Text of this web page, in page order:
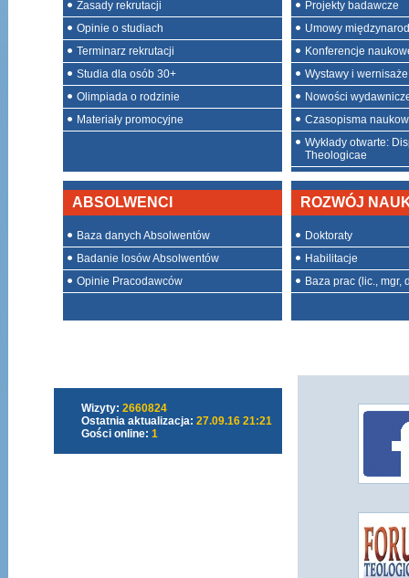
Zasady rekrutacji
Opinie o studiach
Terminarz rekrutacji
Studia dla osób 30+
Olimpiada o rodzinie
Materiały promocyjne
Projekty badawcze
Umowy
Konferencje
Wystawy i wernisaże
Nowości
Czasopisma
Wykłady otwarte:
Theologicae
ABSOLWENCI
Baza danych Absolwentów
Badanie losów Absolwentów
Opinie Pracodawców
ROZWÓJ
Doktoraty
Habilitacje
Baza prac (lic., mgr,
Wizyty: 2660824
Ostatnia aktualizacja: 27.09.16 21:21
Gości online: 1